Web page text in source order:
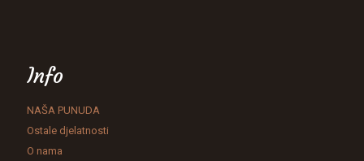
Info
NAŠA PUNUDA
Ostale djelatnosti
O nama